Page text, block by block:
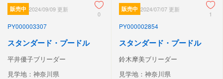
販売中 2024/09/09 更新
0
PY000003307
スタンダード・プードル
平井優子ブリーダー
見学地：神奈川県
販売中 2024/07/07 更新
1
PY000002854
スタンダード・プードル
鈴木摩美ブリーダー
見学地：神奈川県